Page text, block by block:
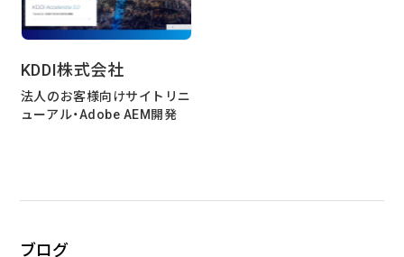
KDDI株式会社
法人のお客様向けサイトリニ
ューアル・Adobe AEM開発
ブログ